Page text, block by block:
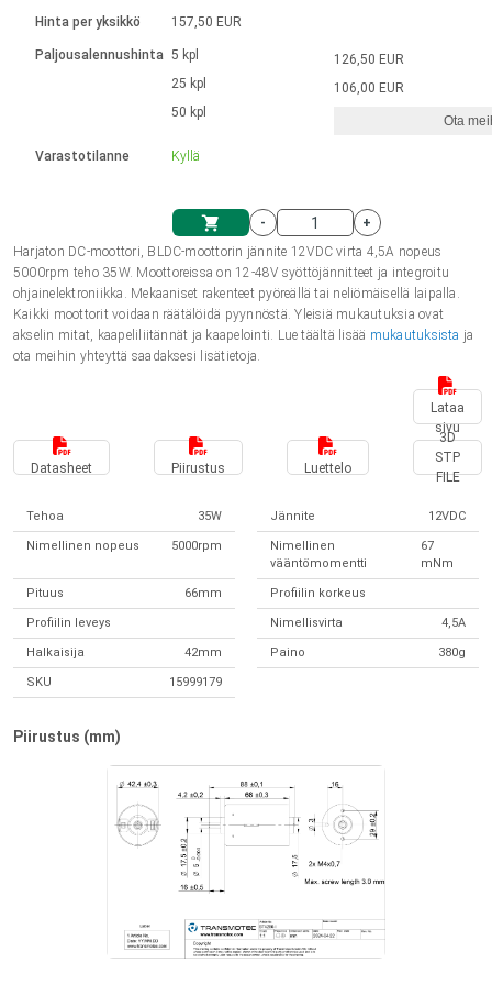
Yksikköjärjestelmä
Ostoskärry
Solenoidit
integroitu ohjain
Ø 28-42| 1-1400 rpm | <= 290 Ncm
Harjattomat tasavirtamoottorien
Harjatut DC-moottorin ajurit
DPWM-sarja
Askelmoottorien ajurit
Synchronous-Asynchronous | 1-4 toimilaitteelle
Synchronous-Asynchronous | 1-4 toimilaitteelle
Français (EUR)
Polski (EUR)
Norsk (NOK)
Svenska (SEK)
Hinta per yksikkö
Paljousalennushinta
Varastotilanne
157,50 EUR
5 kpl
25 kpl
50 kpl
Kyllä
126,50 EUR
106,00 EUR
Ota
-
+
Harjaton DC-moottori, BLDC-moottorin jännite 12VDC virta 4,5A nopeus
5000rpm teho 35W. Moottoreissa on 12-48V syöttöjännitteet ja integroitu
ohjainelektroniikka. Mekaaniset rakenteet pyöreällä tai neliömäisellä laipalla.
Kaikki moottorit voidaan räätälöidä pyynnöstä. Yleisiä mukautuksia ovat
akselin mitat, kaapeliliitännät ja kaapelointi. Lue täältä lisää mukautuksista ja
ota meihin yhteyttä saadaksesi lisätietoja.
Lataa
sivu
Datasheet Piirustus Luettelo
3D
STP
FILE
Tehoa 35W Jännite 12VDC
Nimellinen nopeus 5000rpm
Nimellinen
vääntömomentti
67
mNm
Pituus 66mm Profiilin korkeus
Profiilin leveys Nimellisvirta 4,5A
Halkaisija 42mm Paino 380g
SKU 15999179
Piirustus (mm)